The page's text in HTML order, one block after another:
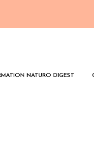
NATURO DIGEST